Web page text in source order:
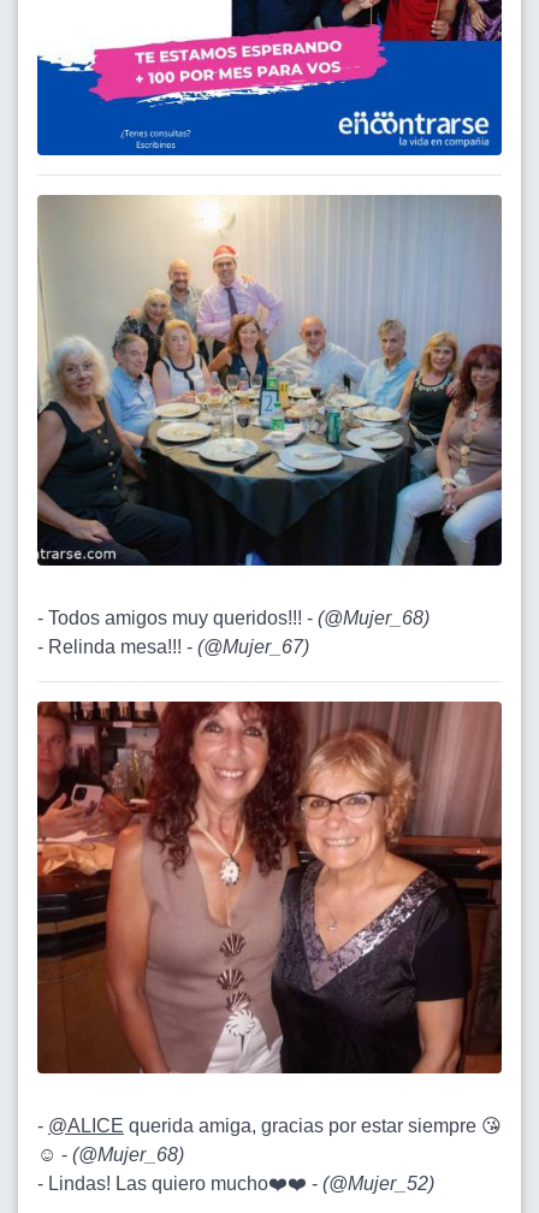
- Todos amigos muy queridos!!! - (@Mujer_68)
- Relinda mesa!!! - (@Mujer_67)
- @ALICE querida amiga, gracias por estar siempre 😘
☺️ - (@Mujer_68)
- Lindas! Las quiero mucho❤️❤️ - (@Mujer_52)